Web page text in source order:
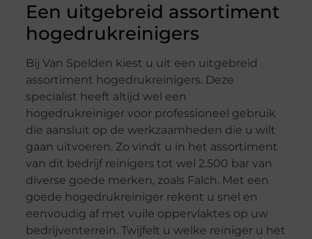
Een uitgebreid assortiment
hogedrukreinigers
Bij Van Spelden kiest u uit een uitgebreid
assortiment hogedrukreinigers. Deze
specialist heeft altijd wel een
hogedrukreiniger voor professioneel gebruik
die aansluit op de werkzaamheden die u wilt
gaan uitvoeren. Zo vindt u in het assortiment
van dit bedrijf reinigers tot wel 2.500 bar van
diverse goede merken, zoals Falch. Met een
goede hogedrukreiniger rekent u snel en
eenvoudig af met vuile oppervlaktes op uw
bedrijventerrein. Twijfelt u welke reiniger u het